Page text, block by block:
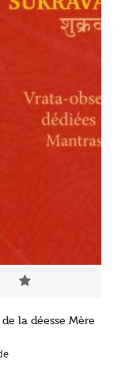
la déesse Mère